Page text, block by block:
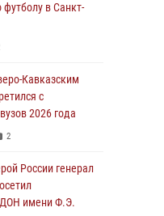
с
3
поздравил
ведомства с
в Санкт-
Кавказским
с
2026 года
2
России генерал
имени Ф.Э.